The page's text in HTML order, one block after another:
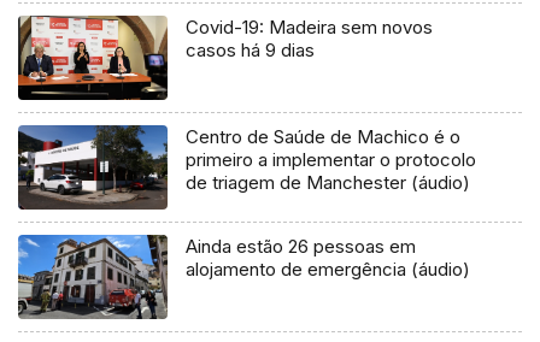
Covid-19: Madeira sem novos
casos há 9 dias
Centro de Saúde de Machico é o
primeiro a implementar o protocolo
de triagem de Manchester (áudio)
Ainda estão 26 pessoas em
alojamento de emergência (áudio)